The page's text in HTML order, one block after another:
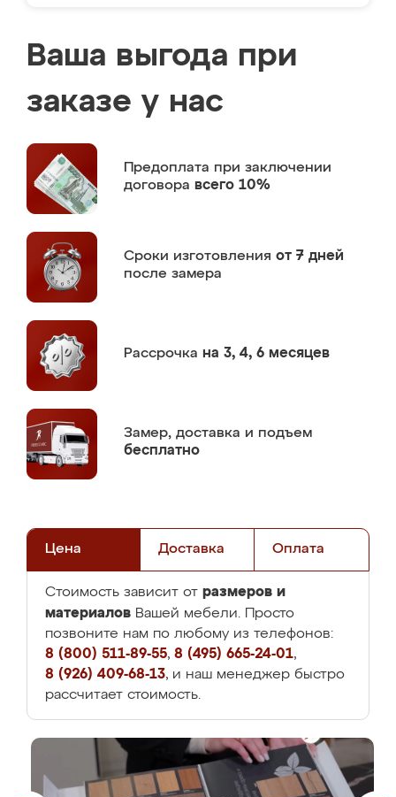
Ваша выгода при
заказе у нас
Предоплата при заключении
договора всего 10%
Сроки изготовления от 7 дней
после замера
Рассрочка на 3, 4, 6 месяцев
Замер, доставка и подъем
бесплатно
Цена Доставка Оплата
Стоимость зависит от размеров и
материалов Вашей мебели. Просто
позвоните нам по любому из телефонов:
8 (800) 511-89-55, 8 (495) 665-24-01,
8 (926) 409-68-13, и наш менеджер быстро
рассчитает стоимость.